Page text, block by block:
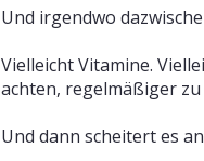
Und irgendwo
Vielleicht Vitamine.
achten, regelmäßiger
Und dann scheitert es